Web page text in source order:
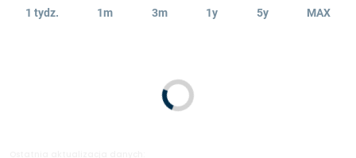
1 tydz. 1m 3m 1y 5y MAX